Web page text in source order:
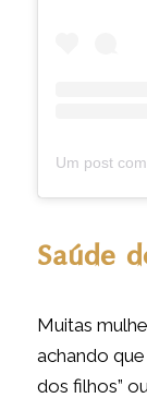
Saúde
Muitas
achando que
dos filhos”